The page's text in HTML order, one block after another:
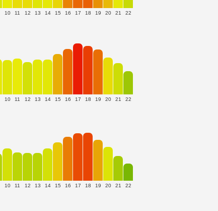
10 11 12 13 14 15 16 17 18 19 20 21 22
10 11 12 13 14 15 16 17 18 19 20 21 22
10 11 12 13 14 15 16 17 18 19 20 21 22